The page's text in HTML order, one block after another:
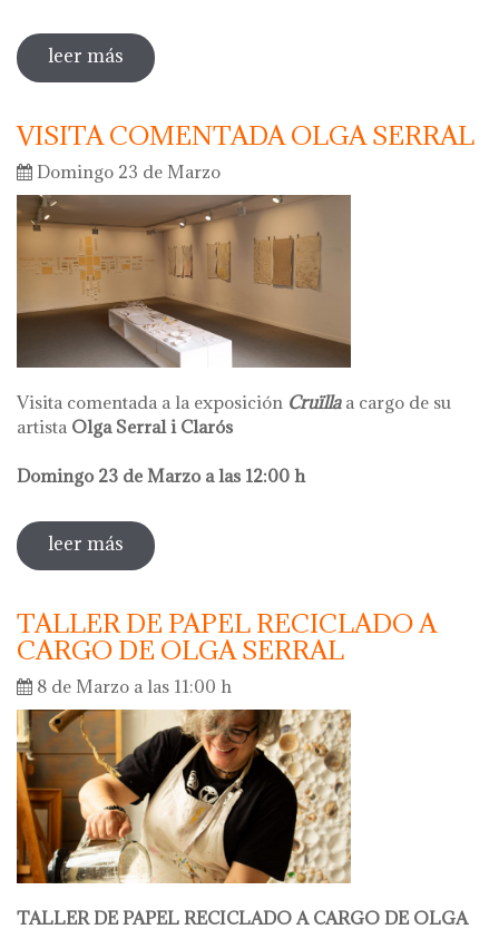
leer más sobre hola ceràmica 2025 - días
europeos de la artesania
VISITA COMENTADA OLGA SERRAL
Domingo 23 de Marzo
Visita comentada a la exposición Cruïlla a cargo de su
artista Olga Serral i Clarós
Domingo 23 de Marzo a las 12:00 h
leer más sobre visita comentada olga serral
TALLER DE PAPEL RECICLADO A
CARGO DE OLGA SERRAL
8 de Marzo a las 11:00 h
TALLER DE PAPEL RECICLADO A CARGO DE OLGA